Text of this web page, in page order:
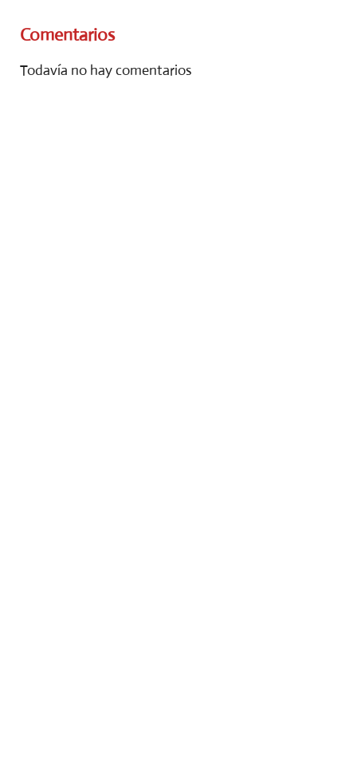
Comentarios
Todavía no hay comentarios